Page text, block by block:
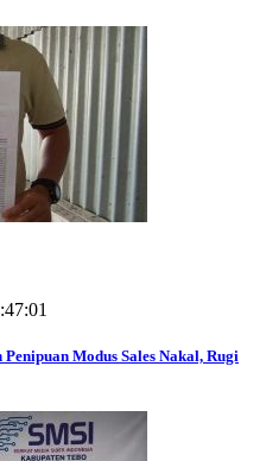
Modus Sales Nakal, Rugi